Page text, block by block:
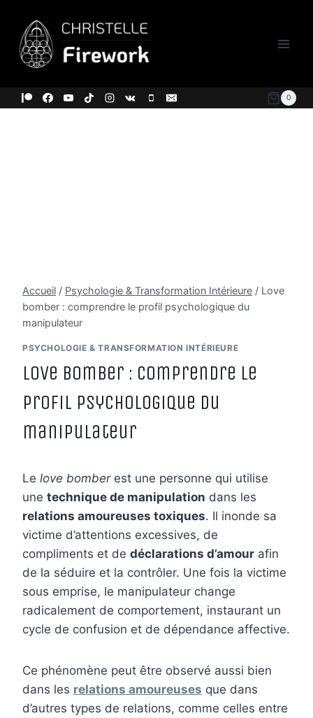
contenu
0
Accueil / Psychologie & Transformation Intérieure / Love
bomber : comprendre le profil psychologique du
manipulateur
PSYCHOLOGIE & TRANSFORMATION INTÉRIEURE
Love bomber : comprendre le
profil psychologique du
manipulateur
Le love bomberest une personne qui utilise
une technique de manipulation dans les
relations amoureuses toxiques. Il inonde sa
victime d’attentions excessives, de
compliments et de déclarations d’amour afin
de la séduire et la contrôler. Une fois la victime
sous emprise, le manipulateur change
radicalement de comportement, instaurant un
cycle de confusion et de dépendance affective.
Ce phénomène peut être observé aussi bien
dans les relations amoureuses que dans
d’autres types de relations, comme celles entre